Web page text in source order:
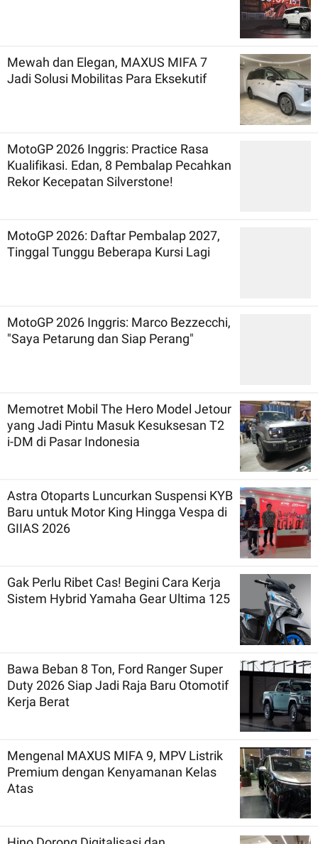
Mewah dan Elegan, MAXUS MIFA 7
Jadi Solusi Mobilitas Para Eksekutif
MotoGP 2026 Inggris: Practice Rasa
Kualifikasi. Edan, 8 Pembalap Pecahkan
Rekor Kecepatan Silverstone!
MotoGP 2026: Daftar Pembalap 2027,
Tinggal Tunggu Beberapa Kursi Lagi
MotoGP 2026 Inggris: Marco Bezzecchi,
"Saya Petarung dan Siap Perang"
Memotret Mobil The Hero Model Jetour
yang Jadi Pintu Masuk Kesuksesan T2
i-DM di Pasar Indonesia
Astra Otoparts Luncurkan Suspensi KYB
Baru untuk Motor King Hingga Vespa di
GIIAS 2026
Gak Perlu Ribet Cas! Begini Cara Kerja
Sistem Hybrid Yamaha Gear Ultima 125
Bawa Beban 8 Ton, Ford Ranger Super
Duty 2026 Siap Jadi Raja Baru Otomotif
Kerja Berat
Mengenal MAXUS MIFA 9, MPV Listrik
Premium dengan Kenyamanan Kelas
Atas